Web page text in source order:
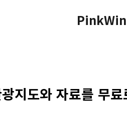
지도와 자료를 무